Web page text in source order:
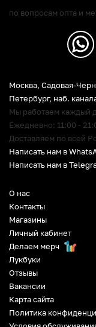
О нас
Контакты
Магазины
Личный кабинет
Делаем мерч
Лукбуки
Отзывы
Вакансии
Карта сайта
Политика
Москва, Садовая-
Петербург, наб.
Мы работаем каждый
Ежедневно: 11:00 -
Доставляем по всей
Написать нам в
Написать нам в
по вопросам опта и